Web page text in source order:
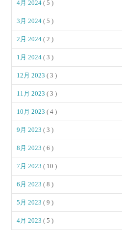
4月 2024( 5 )
3月 2024( 5 )
2月 2024( 2 )
1月 2024( 3 )
12月 2023( 3 )
11月 2023( 3 )
10月 2023( 4 )
9月 2023( 3 )
8月 2023( 6 )
7月 2023( 10 )
6月 2023( 8 )
5月 2023( 9 )
4月 2023( 5 )